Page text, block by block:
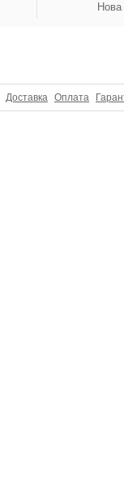
Доставка Оплата